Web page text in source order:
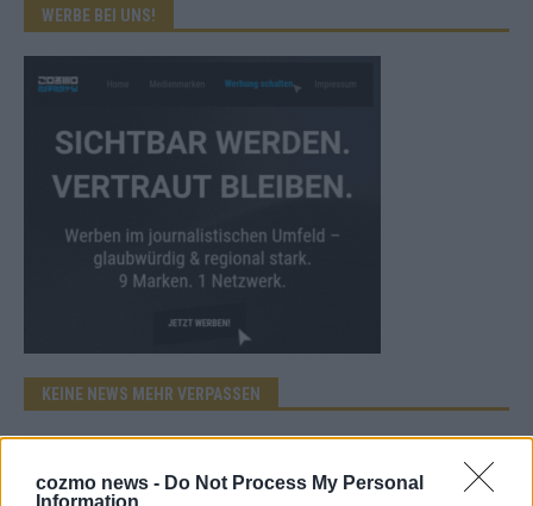
cozmo news - Do Not Process My Personal
Information
WERBE BEI UNS!
KEINE NEWS MEHR VERPASSEN